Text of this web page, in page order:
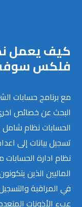
كيف يعمل
فلكس
مع برنامج حسابات
البحث عن خصائص
الحسابات نظام
تسجيل بيانات إلى
نظام ادارة
الماليين الذين
في المراقبة
عبء الأذونات